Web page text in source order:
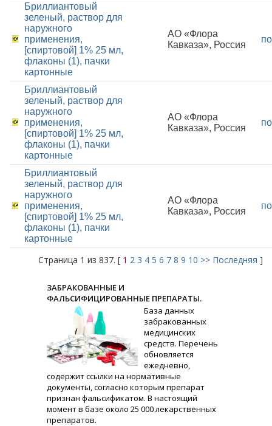
Бриллиантовый
зеленый, раствор для
наружного
применения,
[спиртовой] 1% 25 мл,
флаконы (1), пачки
картонные
АО «Флора
Кавказа», Россия
Бриллиантовый
зеленый, раствор для
наружного
применения,
[спиртовой] 1% 25 мл,
флаконы (1), пачки
картонные
АО «Флора
Кавказа», Россия
Бриллиантовый
зеленый, раствор для
наружного
применения,
[спиртовой] 1% 25 мл,
флаконы (1), пачки
картонные
АО «Флора
Кавказа», Россия
Страница 1 из 837. [ 1 2 3 4 5 6 7 8 9 10 >> Последняя ]
ЗАБРАКОВАННЫЕ И
ФАЛЬСИФИЦИРОВАННЫЕ ПРЕПАРАТЫ.
База данных
забракованных
медицинских
средств. Перечень
обновляется
ежедневно,
содержит ссылки на нормативные
документы, согласно которым препарат
признан фальсификатом. В настоящий
момент в базе около 25 000 лекарственных
препаратов.